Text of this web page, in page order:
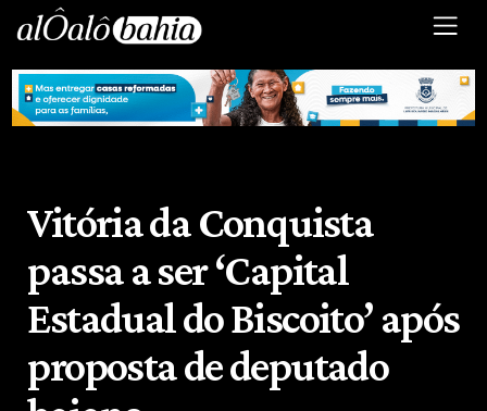
Vitória da Conquista
passa a ser ‘Capital
Estadual do Biscoito’ após
proposta de deputado